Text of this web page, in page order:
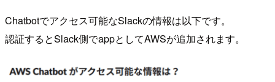
Chatbotでアクセス可能なSlackの情報は以下です。
認証するとSlack側でappとしてAWSが追加されます。